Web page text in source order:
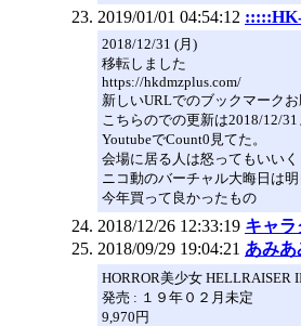
2019/01/01 04:54:12
2018/12/31 (月)
移転しました
https://hkdmzplus.com/
新しいURLでのブックマーク
こちらのでの更新は2018/12/
YoutubeでCount0見てた。
会場に居る人は怒ってもいい
ニコ動のバーチャル大晦日は明
今年買って良かったもの
2018/12/26 12:33:19 キャ
2018/09/29 19:04:21 あみ
HORROR美少女 HELLRAISER
発売 : １９年０２月未定
9,970円